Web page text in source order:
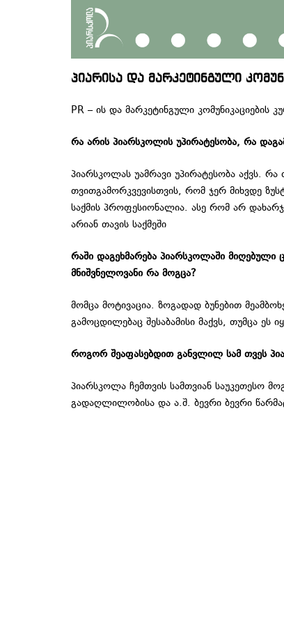
პიარისა და მარკეტინგული
PR – ის და მარკეტინგული კომუნიკაციების
რა არის პიარსკოლის უპირატესობა, რა
პიარსკოლას უამრავი უპირატესობა აქვს.
თვითგამორკვევისთვის, რომ ჯერ მიხვდე
საქმის პროფესიონალია. ასე რომ არ
არიან თავის საქმეში
რაში დაგეხმარება პიარსკოლაში მიღებული
მნიშვნელოვანი რა მოგცა?
მომცა მოტივაცია. ზოგადად ბუნებით
გამოცდილებაც შესაბამისი მაქვს, თუმცა
როგორ შეაფასებდით განვლილ სამ თვეს
პიარსკოლა ჩემთვის სამთვიან საუკეთესო
გადაღლილობისა და ა.შ. ბევრი ბევრი